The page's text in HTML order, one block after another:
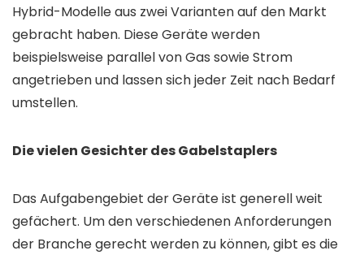
Hybrid-Modelle aus zwei Varianten auf den Markt
gebracht haben. Diese Geräte werden
beispielsweise parallel von Gas sowie Strom
angetrieben und lassen sich jeder Zeit nach Bedarf
umstellen.
Die vielen Gesichter des Gabelstaplers
Das Aufgabengebiet der Geräte ist generell weit
gefächert. Um den verschiedenen Anforderungen
der Branche gerecht werden zu können, gibt es die